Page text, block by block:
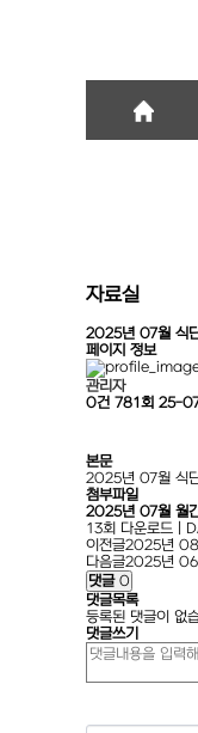
자료실
2025년 07월 식
페이지 정보
관리자
0건 781회 25-
본문
2025년 07월 식
첨부파일
2025년 07월 월
13회 다운로드 |
이전글2025년 08
다음글2025년 06
댓글0
댓글목록
등록된 댓글이 없
댓글쓰기